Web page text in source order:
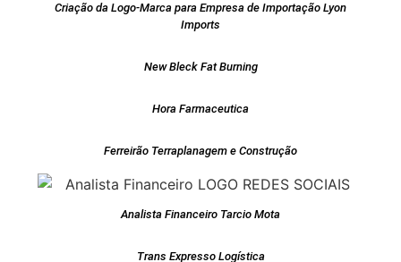
Criação da Logo-Marca para Empresa de Importação Lyon
Imports
New Bleck Fat Burning
Hora Farmaceutica
Ferreirão Terraplanagem e Construção
Analista Financeiro Tarcio Mota
Trans Expresso Logística